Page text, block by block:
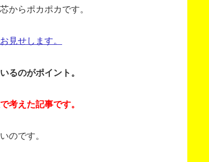
からポカポカです。
見せします。
るのがポイント。
考えた記事です。
のです。